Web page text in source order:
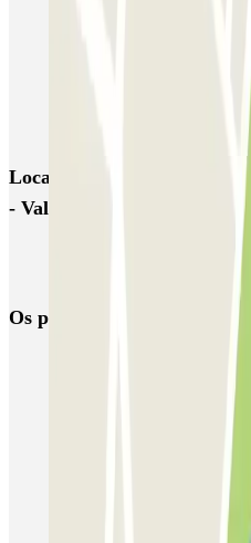
Aeroparking Alicante - Valet -
EMZ - Valet - Aeropuerto de
Locais e eventos
- Valet - descubierto
Reservar parque de
Os parques de
Estacionamento em Aeroporto